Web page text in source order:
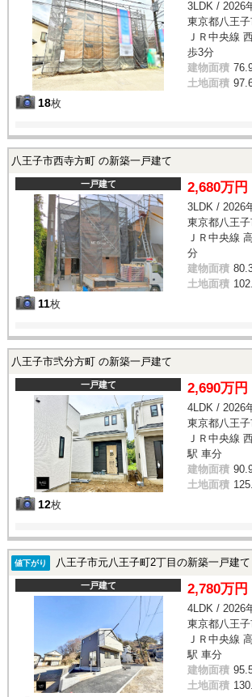
18枚
3LDK / 2026
東京都八王
ＪＲ中央線
歩3分
建物面積
土地面積
八王子市西寺方町 の新築一戸建て
一戸建て
11枚
2,680万円
3LDK / 2026
東京都八王
ＪＲ中央線
分
建物面積
土地面積
八王子市弐分方町 の新築一戸建て
一戸建て
12枚
2,690万円
4LDK / 2026
東京都八王
ＪＲ中央線
駅 車分
建物面積
土地面積
値下がり 八王子市元八王子町2丁目の新築一戸建て
一戸建て 2,780万円
4LDK / 2026
東京都八王
ＪＲ中央線
駅 車分
建物面積
土地面積